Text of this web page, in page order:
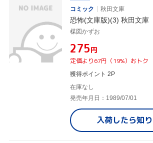
コミック
秋田文庫
恐怖(文庫版)(3) 秋田文庫
楳図かずお
¥275円
定価より67円（19%）おトク
獲得ポイント 2P
在庫なし
発売年月日：1989/07/01
入荷したら知